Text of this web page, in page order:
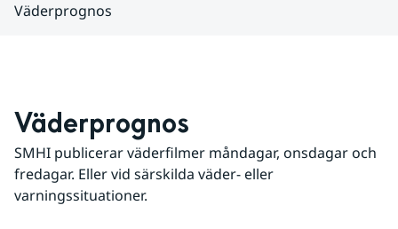
Väderprognos
Väderprognos
SMHI publicerar väderfilmer måndagar, onsdagar och
fredagar. Eller vid särskilda väder- eller
varningssituationer.